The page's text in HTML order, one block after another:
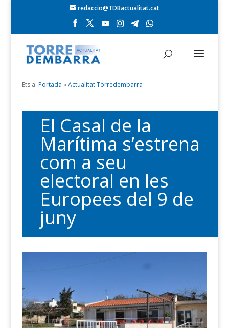
redaccio@TDBactualitat.cat
Ets a: Portada »Actualitat Torredembarra
El Casal de la
Marítima s’estrena
com a seu
electoral en les
Europees del 9 de
juny